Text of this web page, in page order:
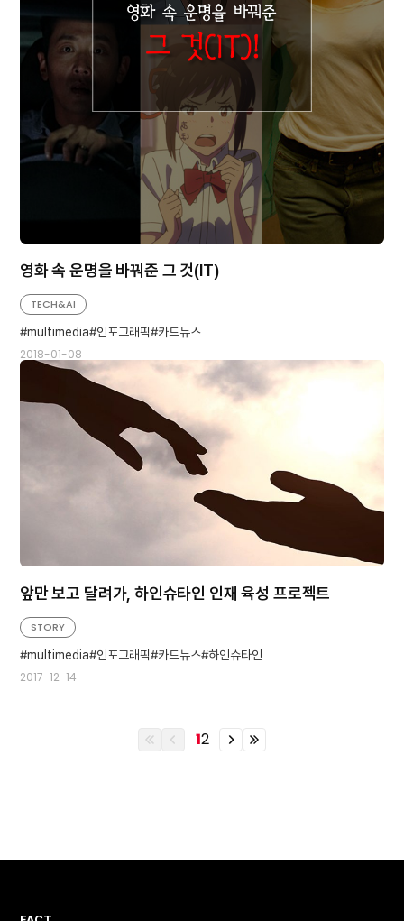
영화 속 운명을 바꿔준 그 것(IT)
2018-01-08
TECH&AI
multimedia 인포그래픽 카드뉴스
앞만 보고 달려가, 하인슈타인 인재 육성 프로젝트
2017-12-14
STORY
multimedia 인포그래픽 카드뉴스 하인슈타인
이
이
12
이
이